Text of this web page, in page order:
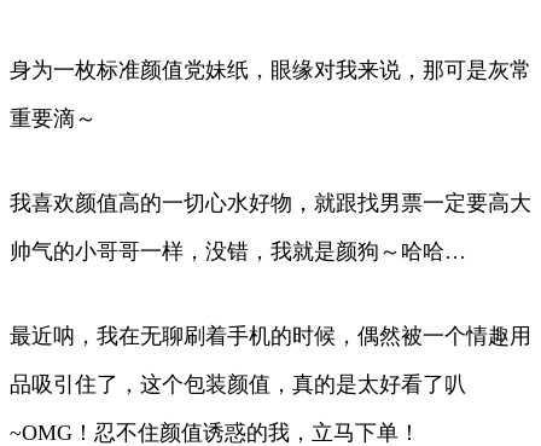
身为一枚标准颜值党妹纸，眼缘对我来说，那可是灰常
重要滴～
我喜欢颜值高的一切心水好物，就跟找男票一定要高大
帅气的小哥哥一样，没错，我就是颜狗～哈哈…
最近呐，我在无聊刷着手机的时候，偶然被一个情趣用
品吸引住了，这个包装颜值，真的是太好看了叭
~OMG！忍不住颜值诱惑的我，立马下单！